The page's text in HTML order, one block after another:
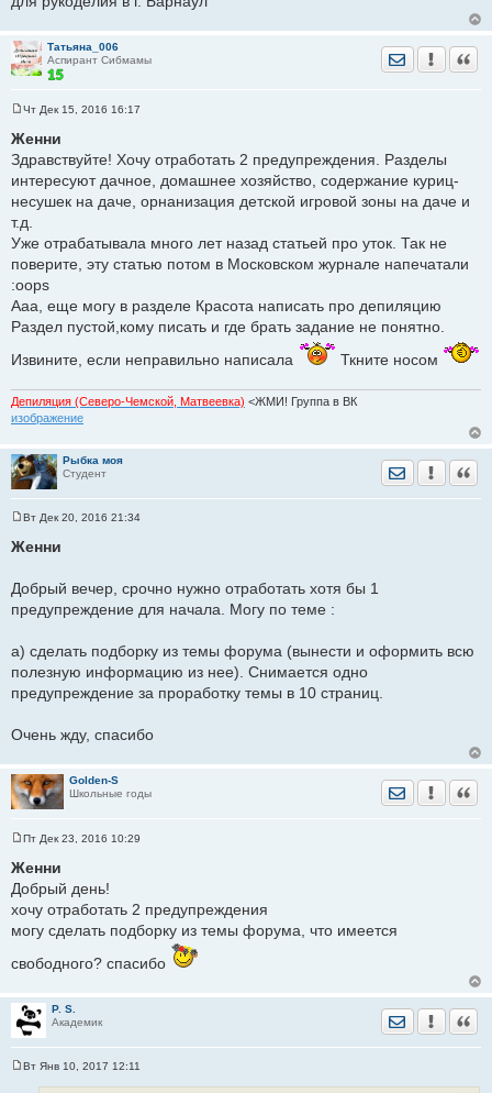
Здравствуйте! Можно взять две темы для
отработки?
обновить по всем
http://dom.sibmama.ru/magazin_rukod.htm
берите
Добавлено спустя 3 минуты 36 секунд:
из баз по-прежнему свободны
http://sibmama.ru/stomatolog.htmобновить по
http://sibmama.ru/lngschool.htm?ct=5обновить по
Барнаулу (1 предупреждение)
http://sibmama.ru/schools.htmобновить по
Здравствуйте! Отправила вам на почту отработку по
ЗАГСам. Вторая отработка в процессе.
принято
Татьяна_006
Аспирант Сибмамы
Отправить
о
о
б
щ
е
н
е
Чт Дек 15, 2016 16:17
Женни
Здравствуйте! Хочу отработать 2 предупреждения. Разделы
интересуют дачное, домашнее хозяйство, содержание куриц-
несушек на даче, орнанизация детской игровой зоны на даче и
т.д.
Уже отрабатывала много лет назад статьей про уток. Так не
поверите, эту статью потом в Московском журнале напечатали
:oops
Ааа, еще могу в разделе Красота написать про депиляцию
Раздел пустой,кому писать и где брать задание не понятно.
Извините, если неправильно написала
Ткните носом
Депиляция (Северо-Чемской, Матвеевка) <ЖМИ! Группа в ВК
изображение
Рыбка моя
Студент
Отправить
о
о
е
н
Вт Дек 20, 2016 21:34
Женни
Добрый вечер, срочно нужно отработать хотя бы 1
предупреждение для начала. Могу по теме :
а) сделать подборку из темы форума (вынести и оформить всю
полезную информацию из нее). Снимается одно
предупреждение за проработку темы в 10 страниц.
Очень жду, спасибо
Golden-S
Школьные годы
Отправить
о
о
б
е
н
Пт Дек 23, 2016 10:29
Женни
Добрый день!
хочу отработать 2 предупреждения
могу сделать подборку из темы форума, что имеется
свободного? спасибо
P. S.
Академик
Отправить
Вт Янв 10, 2017 12:11